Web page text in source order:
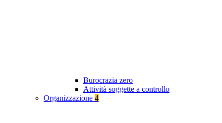
Burocrazia zero
Attività soggette a controllo
Organizzazione 4